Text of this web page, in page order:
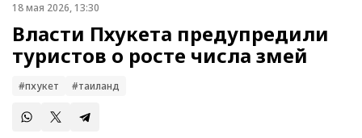
18 мая 2026, 13:30
Власти Пхукета предупредили
туристов о росте числа змей
#пхукет #таиланд